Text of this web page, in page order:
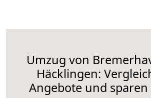
Umzug von
Häcklingen:
Angebote und sparen